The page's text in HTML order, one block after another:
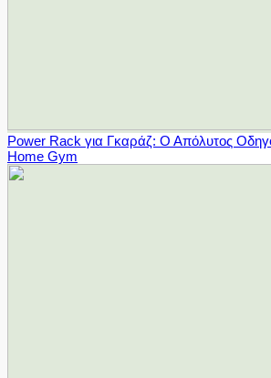
Power Rack για Γκαράζ: Ο Απόλυτος
Home Gym